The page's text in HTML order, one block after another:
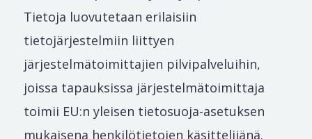
Tietoja luovutetaan erilaisiin
tietojärjestelmiin liittyen
järjestelmätoimittajien pilvipalveluihin,
joissa tapauksissa järjestelmätoimittaja
toimii EU:n yleisen tietosuoja-asetuksen
mukaisena henkilötietojen käsittelijänä.